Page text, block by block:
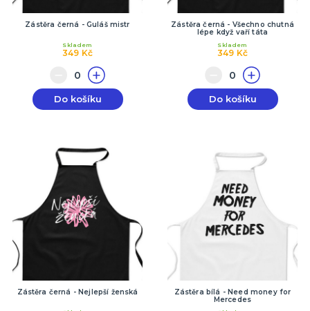
Zástěra černá - Guláš mistr
349 Kč
Skladem
Do košíku
Zástěra černá - Všechno chutná
lépe když vaří táta
349 Kč
Skladem
Do košíku
Zástěra černá - Nejlepší ženská
Zástěra bílá - Need money for
Mercedes